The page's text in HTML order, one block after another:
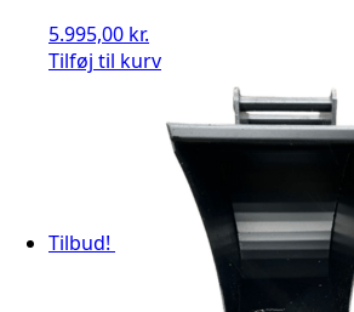
5.995,00 kr.
Tilføj til kurv
Tilbud!